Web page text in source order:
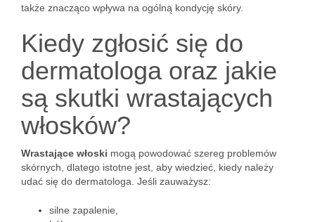
także znacząco wpływa na ogólną kondycję skóry.
Kiedy zgłosić się do
dermatologa oraz jakie
są skutki wrastających
włosków?
Wrastające włoski mogą powodować szereg problemów
skórnych, dlatego istotne jest, aby wiedzieć, kiedy należy
udać się do dermatologa. Jeśli zauważysz:
silne zapalenie,